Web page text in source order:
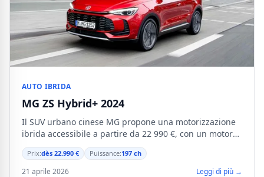
AUTO IBRIDA
MG ZS Hybrid+ 2024
Il SUV urbano cinese MG propone una motorizzazione
ibrida accessibile a partire da 22 990 €, con un motore
di 197 ch e recupero dell'energia in frenata.
Prix:dès 22.990 € Puissance:197 ch
21 aprile 2026 Leggi di più →